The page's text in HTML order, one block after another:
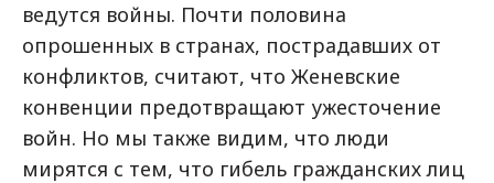
ведутся войны. Почти половина
опрошенных в странах, пострадавших от
конфликтов, считают, что Женевские
конвенции предотвращают ужесточение
войн. Но мы также видим, что люди
мирятся с тем, что гибель гражданских лиц